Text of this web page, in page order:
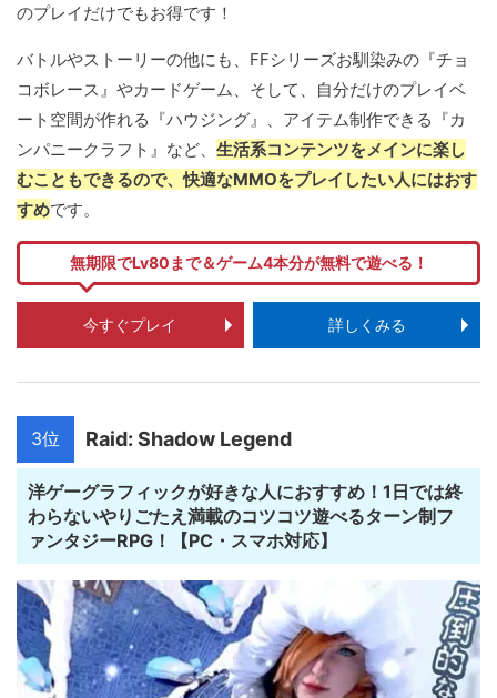
のプレイだけでもお得です！
バトルやストーリーの他にも、FFシリーズお馴染みの『チョ
コボレース』やカードゲーム、そして、自分だけのプレイベ
ート空間が作れる『ハウジング』、アイテム制作できる『カ
ンパニークラフト』など、 生活系コンテンツをメインに楽し
むこともできるので、快適なMMOをプレイしたい人にはおす
すめです。
無期限でLv80まで＆ゲーム4本分が無料で遊べる！
今すぐプレイ 詳しくみる
3位 Raid: Shadow Legend
洋ゲーグラフィックが好きな人におすすめ！1日では終
わらないやりごたえ満載のコツコツ遊べるターン制フ
ァンタジーRPG！【PC・スマホ対応】